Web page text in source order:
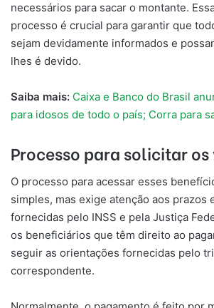
necessários para sacar o montante.
processo é crucial para garantir que
sejam devidamente informados e
lhes é devido.
Saiba mais: Caixa e Banco do Brasil
para idosos de todo o país; Corra para
Processo para solicitar
O processo para acessar esses
simples, mas exige atenção aos prazos
fornecidas pelo INSS e pela Justiça
os beneficiários que têm direito ao
seguir as orientações fornecidas pelo
correspondente.